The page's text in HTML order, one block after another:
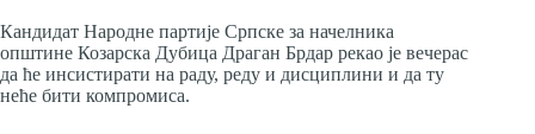
Кандидат Народне партије Српске за начелника
општине Козарска Дубица Драган Брдар рекао је вечерас
да ће инсистирати на раду, реду и дисциплини и да ту
неће бити компромиса.